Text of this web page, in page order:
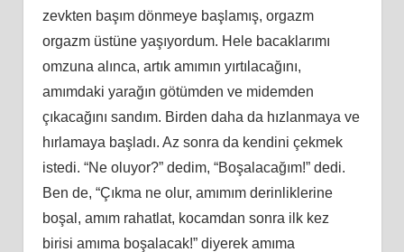
zevkten başım dönmeye başlamış, orgazm
orgazm üstüne yaşıyordum. Hele bacaklarımı
omzuna alınca, artık amımın yırtılacağını,
amımdaki yarağın götümden ve midemden
çıkacağını sandım. Birden daha da hızlanmaya ve
hırlamaya başladı. Az sonra da kendini çekmek
istedi. “Ne oluyor?” dedim, “Boşalacağım!” dedi.
Ben de, “Çıkma ne olur, amımım derinliklerine
boşal, amım rahatlat, kocamdan sonra ilk kez
birisi amıma boşalacak!” diyerek amıma